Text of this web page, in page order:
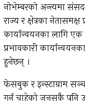
नोभेम्बरको अन्त्यमा
राज्य र क्षेत्रका
कार्यान्वयनका लागि
प्रभावकारी
हुनेछन् ।
फेसबुक र इन्स्टाग्राम
गर्न चाहेको जुनसुकै पनि